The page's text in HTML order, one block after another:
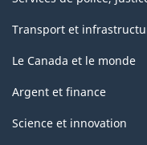
Transport et
Le Canada et le monde
Argent et finance
Science et innovation